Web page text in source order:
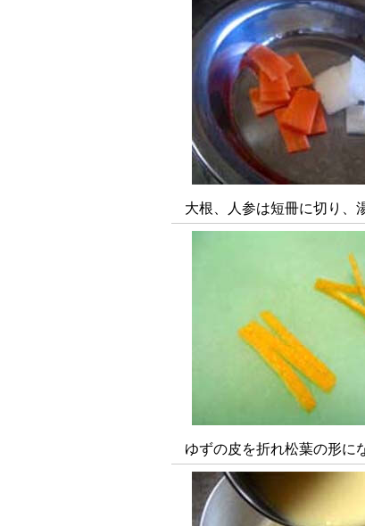
大根、人参は短冊に切り、
ゆずの皮を折れ松葉の形に